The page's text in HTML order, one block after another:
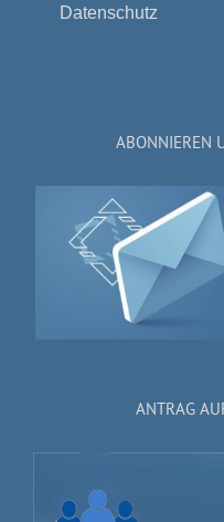
Datenschutz
ABONNIEREN
ANTRAG